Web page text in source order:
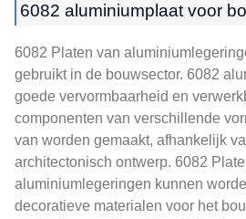
6082 aluminiumplaat voor
6082 Platen van
gebruikt in de bouwsector. 6082
goede vervormbaarheid en
componenten van verschillende
van worden gemaakt, afhankelijk
architectonisch ontwerp. 6082
aluminiumlegeringen kunnen
decoratieve materialen voor het